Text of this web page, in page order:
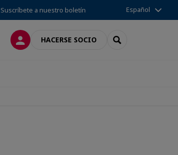
Suscríbete a nuestro boletín Español
CONECTARSE
HACERSE SOCIO SEARCH